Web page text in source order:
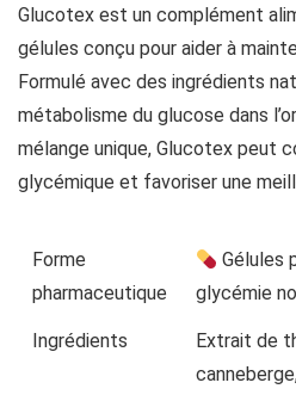
Glucotex est un complément
gélules conçu pour aider à
Formulé avec des ingrédients
métabolisme du glucose dans
mélange unique, Glucotex peut
glycémique et favoriser une
Forme
pharmaceutique
Gélules
glycémie
Ingrédients
Extrait de